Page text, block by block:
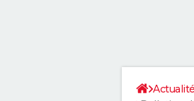
Actualité